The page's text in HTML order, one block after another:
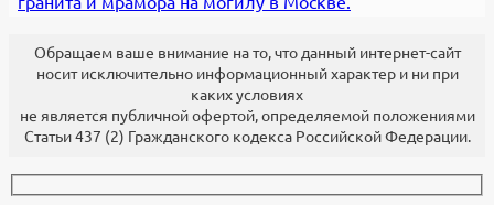
Обращаем ваше внимание на то, что данный интернет-сайт
носит исключительно информационный характер и ни при
каких условиях
не является публичной офертой, определяемой положениями
Статьи 437 (2) Гражданского кодекса Российской Федерации.